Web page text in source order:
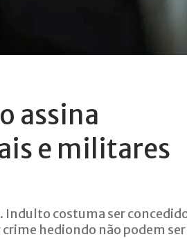
assina
e militares
Indulto costuma ser
hediondo não podem ser